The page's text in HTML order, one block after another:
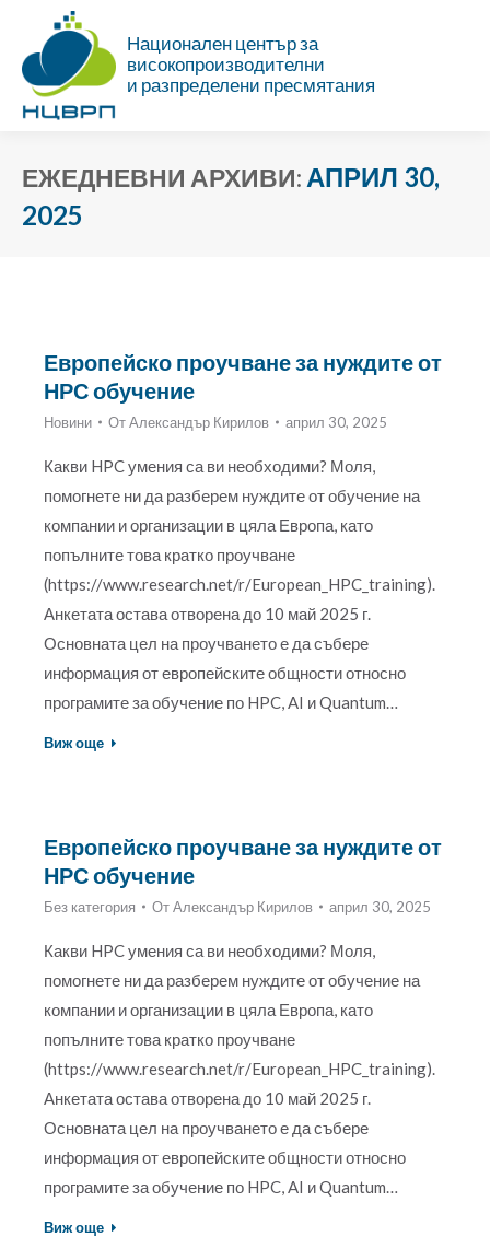
Национален център за
високопроизводителни
и разпределени пресмятания
ЕЖЕДНЕВНИ АРХИВИ: АПРИЛ 30,
2025
Европейско проучване за нуждите от
НРС обучение
Новини ОтАлександър Кирилов април 30, 2025
Какви HPC умения са ви необходими? Моля,
помогнете ни да разберем нуждите от обучение на
компании и организации в цяла Европа, като
попълните това кратко проучване
(https://www.research.net/r/European_HPC_training).
Анкетата остава отворена до 10 май 2025 г.
Основната цел на проучването е да събере
информация от европейските общности относно
програмите за обучение по HPC, AI и Quantum…
Виж още
Европейско проучване за нуждите от
НРС обучение
Без категория ОтАлександър Кирилов април 30, 2025
Какви HPC умения са ви необходими? Моля,
помогнете ни да разберем нуждите от обучение на
компании и организации в цяла Европа, като
попълните това кратко проучване
(https://www.research.net/r/European_HPC_training).
Анкетата остава отворена до 10 май 2025 г.
Основната цел на проучването е да събере
информация от европейските общности относно
програмите за обучение по HPC, AI и Quantum…
Виж още